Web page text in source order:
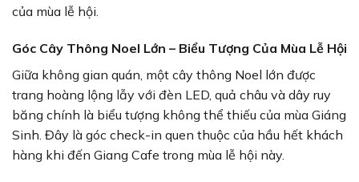
của mùa lễ hội.
Góc Cây Thông Noel Lớn – Biểu Tượng Của Mùa Lễ Hội
Giữa không gian quán, một cây thông Noel lớn được
trang hoàng lộng lẫy với đèn LED, quả châu và dây ruy
băng chính là biểu tượng không thể thiếu của mùa Giáng
Sinh. Đây là góc check-in quen thuộc của hầu hết khách
hàng khi đến Giang Cafe trong mùa lễ hội này.